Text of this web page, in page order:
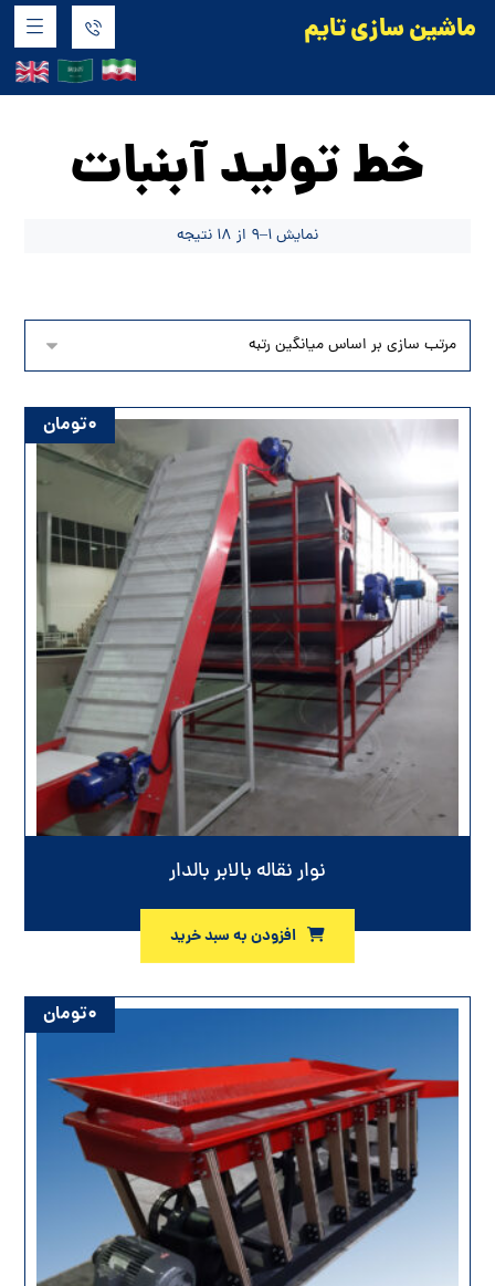
ماشین سازی تایم
خط تولید آبنبات
خط تولید آبنبات
نمایش ۱–۹ از ۱۸ نتیجه
نوار نقاله بالابر بالدار
۰تومان
افزودن به سبد خرید
۰تومان